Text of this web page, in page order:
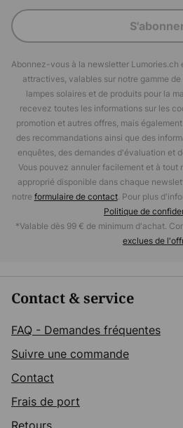
Abonnez-vous à la newsletter
attractives, valables sur notre gamme
lampes solaires et de produits pour la
recevez toutes les informations sur les
promotion et autres offres, mais
des recommandations ainsi que des
enquêtes, des demandes d'évaluation et
Vous pouvez annuler facilement et à tout
approprié disponible dans chaque
notre formulaire de contact. Pour plus
Politique de
*Valable dès 99 € de minimum d'achat.
exclues de
Contact & service
FAQ - Demandes fréquentes
Suivre une commande
Contact
Frais de port
Retours